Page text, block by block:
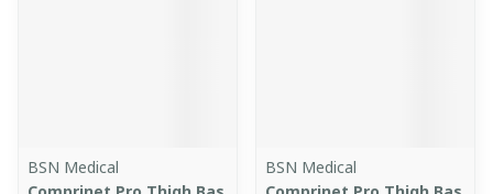
BSN Medical
BSN Medical